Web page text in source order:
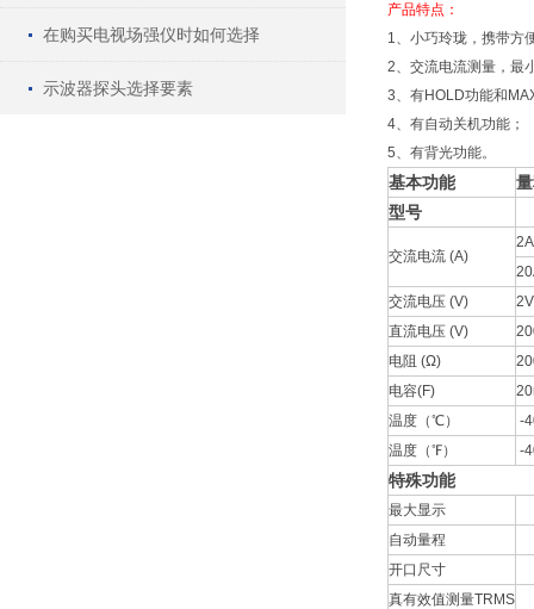
在购买电视场强仪时如何选择
示波器探头选择要素
产品特点：
1、小巧玲珑，携带方
2、交流电流测量，最
3、有HOLD功能和
4、有自动关机功能；
5、有背光功能。
基本功能
型号
交流电流 (A)
交流电压 (V)
直流电压 (V)
电阻 (Ω)
电容(F)
温度（℃）
-
温度（℉）
-
特殊功能
最大显示
自动量程
开口尺寸
真有效值测量TRMS